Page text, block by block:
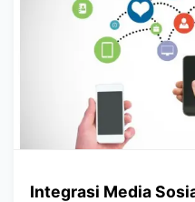
Integrasi Media